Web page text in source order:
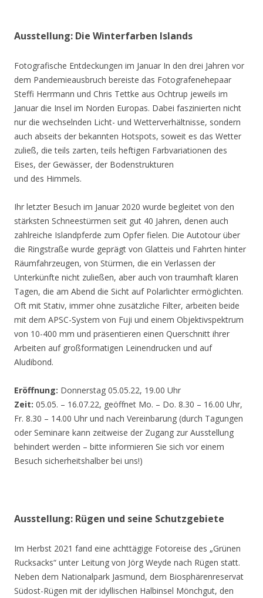
Ausstellung: Die Winterfarben Islands
Fotografische Entdeckungen im Januar In den drei Jahren vor
dem Pandemieausbruch bereiste das Fotografenehepaar
Steffi Herrmann und Chris Tettke aus Ochtrup jeweils im
Januar die Insel im Norden Europas. Dabei faszinierten nicht
nur die wechselnden Licht- und Wetterverhältnisse, sondern
auch abseits der bekannten Hotspots, soweit es das Wetter
zuließ, die teils zarten, teils heftigen Farbvariationen des
Eises, der Gewässer, der Bodenstrukturen
und des Himmels.
Ihr letzter Besuch im Januar 2020 wurde begleitet von den
stärksten Schneestürmen seit gut 40 Jahren, denen auch
zahlreiche Islandpferde zum Opfer fielen. Die Autotour über
die Ringstraße wurde geprägt von Glatteis und Fahrten hinter
Räumfahrzeugen, von Stürmen, die ein Verlassen der
Unterkünfte nicht zuließen, aber auch von traumhaft klaren
Tagen, die am Abend die Sicht auf Polarlichter ermöglichten.
Oft mit Stativ, immer ohne zusätzliche Filter, arbeiten beide
mit dem APSC-System von Fuji und einem Objektivspektrum
von 10-400 mm und präsentieren einen Querschnitt ihrer
Arbeiten auf großformatigen Leinendrucken und auf
Aludibond.
Eröffnung: Donnerstag 05.05.22, 19.00 Uhr
Zeit: 05.05. – 16.07.22, geöffnet Mo. – Do. 8.30 – 16.00 Uhr,
Fr. 8.30 – 14.00 Uhr und nach Vereinbarung (durch Tagungen
oder Seminare kann zeitweise der Zugang zur Ausstellung
behindert werden – bitte informieren Sie sich vor einem
Besuch sicherheitshalber bei uns!)
Ausstellung: Rügen und seine Schutzgebiete
Im Herbst 2021 fand eine achttägige Fotoreise des „Grünen
Rucksacks“ unter Leitung von Jörg Weyde nach Rügen statt.
Neben dem Nationalpark Jasmund, dem Biosphärenreservat
Südost-Rügen mit der idyllischen Halbinsel Mönchgut, den